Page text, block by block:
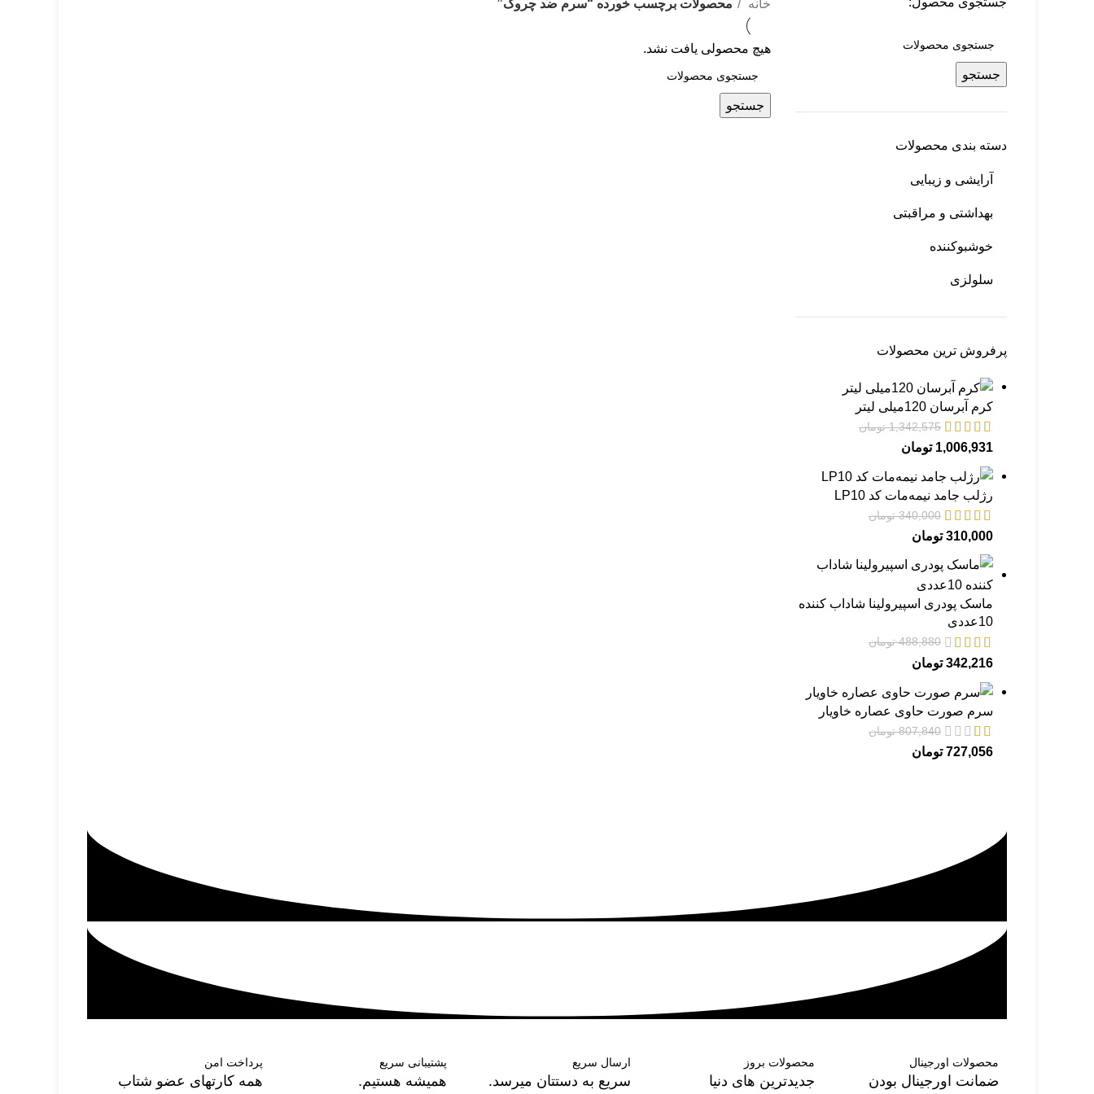
جستجو
دسته بندی محصولات
آرایشی و زیبایی
بهداشتی و مراقبتی
خوشبوکننده
سلولزی
پرفروش ترین محصولات
کرم آبرسان 120میلی لیتر
1,342,575 تومان
1,006,931 تومان
رژلب جامد نیمه‌مات کد LP10
340,000 تومان
310,000 تومان
ماسک پودری اسپیرولینا شاداب کننده
10عددی
488,880 تومان
342,216 تومان
سرم صورت حاوی عصاره خاویار
807,840 تومان
727,056 تومان
خانه محصولات برچسب خورده “سرم ضد چروک”
هیچ محصولی یافت نشد.
جستجو
محصولات اورجینال
ضمانت اورجینال بودن
محصولات بروز
جدیدترین های دنیا
ارسال سریع
سریع به دستتان میرسد.
پشتیبانی سریع
همیشه هستیم.
پرداخت امن
همه کارتهای عضو شتاب